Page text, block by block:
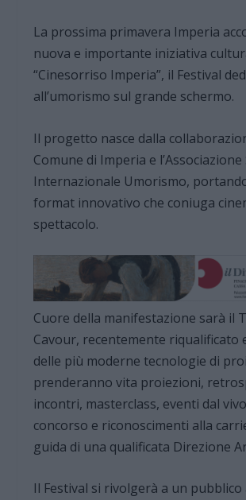
La prossima primavera Imperia
nuova e importante iniziativa
“Cinesorriso Imperia”, il Festival
all’umorismo sul grande schermo.
Il progetto nasce dalla
Comune di Imperia e l’Associazione
Internazionale Umorismo,
format innovativo che coniuga
spettacolo.
Cuore della manifestazione sarà il
Cavour, recentemente riqualificato
delle più moderne tecnologie di
prenderanno vita proiezioni,
incontri, masterclass, eventi dal
concorso e riconoscimenti alla
guida di una qualificata Direzione
Il Festival si rivolgerà a un pubblico